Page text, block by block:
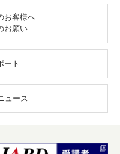
お客様へ
お願い
ート
ュース